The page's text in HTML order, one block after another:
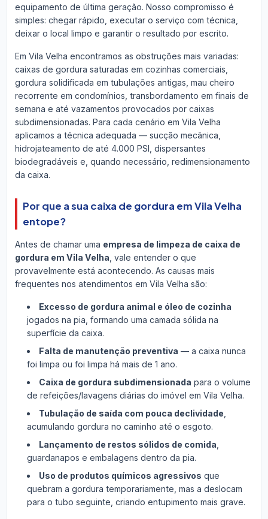
equipamento de última geração. Nosso compromisso é
simples: chegar rápido, executar o serviço com técnica,
deixar o local limpo e garantir o resultado por escrito.
Em Vila Velha encontramos as obstruções mais variadas:
caixas de gordura saturadas em cozinhas comerciais,
gordura solidificada em tubulações antigas, mau cheiro
recorrente em condomínios, transbordamento em finais de
semana e até vazamentos provocados por caixas
subdimensionadas. Para cada cenário em Vila Velha
aplicamos a técnica adequada — sucção mecânica,
hidrojateamento de até 4.000 PSI, dispersantes
biodegradáveis e, quando necessário, redimensionamento
da caixa.
Por que a sua caixa de gordura em Vila Velha
entope?
Antes de chamar uma empresa de limpeza de caixa de
gordura em Vila Velha , vale entender o que
provavelmente está acontecendo. As causas mais
frequentes nos atendimentos em Vila Velha são:
Excesso de gordura animal e óleo de cozinha
jogados na pia, formando uma camada sólida na
superfície da caixa.
Falta de manutenção preventiva — a caixa nunca
foi limpa ou foi limpa há mais de 1 ano.
Caixa de gordura subdimensionada para o volume
de refeições/lavagens diárias do imóvel em Vila Velha.
Tubulação de saída com pouca declividade
acumulando gordura no caminho até o esgoto.
Lançamento de restos sólidos de comida
guardanapos e embalagens dentro da pia.
Uso de produtos químicos agressivos que
quebram a gordura temporariamente, mas a deslocam
para o tubo seguinte, criando entupimento mais grave.